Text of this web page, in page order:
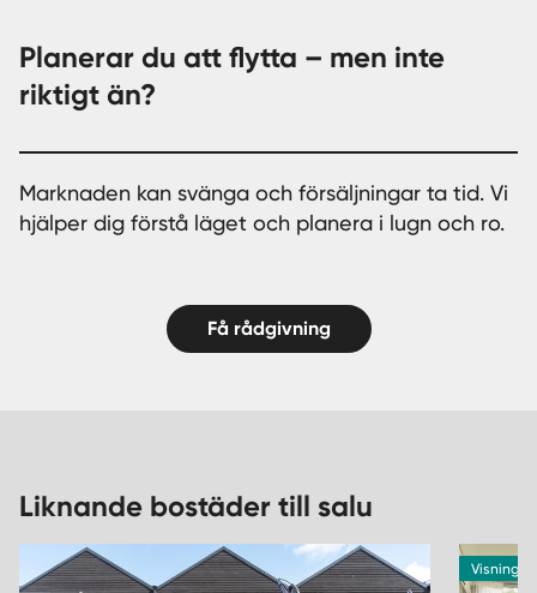
Planerar du att flytta – men inte
riktigt än?
Marknaden kan svänga och försäljningar ta tid. Vi
hjälper dig förstå läget och planera i lugn och ro.
Få rådgivning
Liknande bostäder till salu
Visning